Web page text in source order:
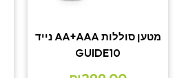
מטען סוללות AA+AAA נייד
GUIDE10